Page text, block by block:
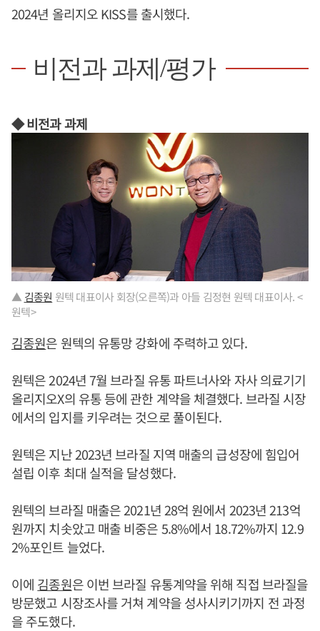
2024년 올리지오 KISS를 출시했다.
비전과 과제/평가
◆ 비전과 과제
▲ 김종원 원텍 대표이사 회장(오른쪽)과 아들 김정현 원텍 대표이사. <
원텍>
김종원은 원텍의 유통망 강화에 주력하고 있다.
원텍은 2024년 7월 브라질 유통 파트너사와 자사 의료기기
올리지오X의 유통 등에 관한 계약을 체결했다. 브라질 시장
에서의 입지를 키우려는 것으로 풀이된다.
원텍은 지난 2023년 브라질 지역 매출의 급성장에 힘입어
설립 이후 최대 실적을 달성했다.
원텍의 브라질 매출은 2021년 28억 원에서 2023년 213억
원까지 치솟았고 매출 비중은 5.8%에서 18.72%까지 12.9
2%포인트 늘었다.
이에 김종원은 이번 브라질 유통계약을 위해 직접 브라질을
방문했고 시장조사를 거쳐 계약을 성사시키기까지 전 과정
을 주도했다.